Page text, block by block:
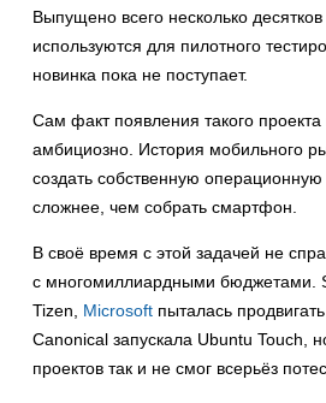
Выпущено всего несколько
используются для пилотного
новинка пока не поступает.
Сам факт появления такого
амбициозно. История мобильного
создать собственную
сложнее, чем собрать смартфон.
В своё время с этой задачей не
с многомиллиардными бюджетами.
Tizen, Microsoft пыталась
Canonical запускала Ubuntu Touch,
проектов так и не смог всерьёз